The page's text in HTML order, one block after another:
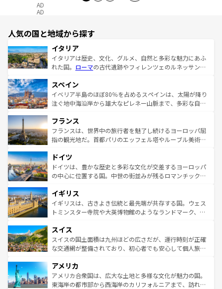
AD
AD
人気の国と地域から探す
イタリア
イタリアは歴史、文化、グルメ、自然と多彩な魅力にあふ
れた国。 ローマの古代遺跡やフィレンツェのルネッサンス
ろん、トスカーナの美しい田園風景やアマルフィ海岸の絶
景など、自然景観も見逃せない。観光の合間には、本場の
ピザやパスタなど、絶品のイタリア料理を堪能することも
ませてくれるイタリアで、忘れられない旅をしてみよう！
なお、新着のイタリア情報はコンテンツ一覧 を参照してほ
しい。
スペイン
イベリア半島のほぼ80％を占めるスペインは、太陽が降り
注ぐ地中海沿岸から雄大なピレネー山脈まで、多彩な自然
文化が根付くこの国では、情熱的なフラメンコ、熱気あふ
れる闘牛、そして美味しいタパスが生活の一部となってい
る。首都マドリードの洗練された雰囲気や、バルセロナの
の城塞都市、穏やかなビーチリゾートまで多彩な表情を見
せる。地方によって風土や気候が異なるスペインはその個
性で訪れる人を魅了する。 なお、新着のスペイン情報はコ
フランス
フランスは、世界中の旅行者を魅了し続けるヨーロッパ屈
指の観光地だ。首都パリのエッフェル塔やルーブル美術館
で、幅広い魅力が詰まっている。華麗な宮殿、歴史的な大
聖堂、美しいビーチ、そして豊かな自然が、訪れる者を心
から魅了する。また、フランスは美食の国としても知ら
いる。シャンパンの発祥地であるランス、プロヴァンスの
香り高いラベンダー畑など、多彩な楽しみ方が可能だ。さ
らに、パリ以外の地域にも魅力が溢れており、どの街角に
れる地方に足を運ぶとそれぞれで全く異なる文化を体験で
きるだろう。 なお、新着のフランス情報はコンテンツ一覧
を参照してほしい。
ドイツ
ドイツは、豊かな歴史と多彩な文化が交差するヨーロッパ
の中心に位置する国。中世の街並みが残るロマンチック街
顔を持つこの国は、どこを歩いても飽きることがない。ベ
ルリンの文化的活気、バイエルン州のアルプスの絶景、そ
してライン川沿いのワイン畑といった風景は必見。ビール
は、お酒好きな人にはぜひ体験してほしい。 なお、新着の
ドイツ情報はコンテンツ一覧を参照してほしい。
イギリス
イギリスは、古きよき伝統と最先端が共存する国。ウェス
トミンスター寺院や大英博物館のようなランドマーク、歴
リアごとに異なる魅力がある。また、優雅なアフタヌーン
ティー、ビール好きにはたまらない英国パブ、サッカー観
戦など、本場だからこそできる体験も豊富。イギリスを旅
ンツ一覧を参照してほしい。
スイス
スイスの国土面積は九州ほどの広さだが、運行時刻が正確
な交通網が整備されており、初心者でも安心して個人旅行
の建物がそのまま残る町や、スイスならではのユニークな
博物館もあり、アルプス観光だけでなく町歩きも満喫する
ことができる。国民の所得が高いため物価も高いが、旅行
アメリカ
アメリカ合衆国は、広大な土地と多様な文化が魅力の国。
東海岸の都市部から西海岸のカリフォルニアまで、訪れる